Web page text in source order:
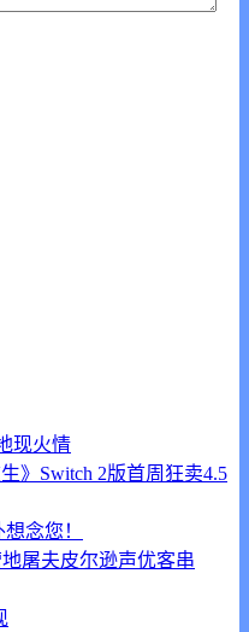
现火情
》Switch 2版首周狂卖4.5
念您！
屠夫皮尔逊声优客串